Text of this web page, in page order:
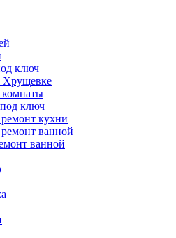
ключ
Хрущевке
комнаты
ключ
кухни
ванной
ванной